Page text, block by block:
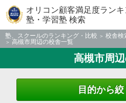
オリコン顧客満足度ラン
塾・学習塾 検索
塾、スクールのランキング・比較 校舎検
高槻市周辺の校舎一覧
高槻市周
目的から